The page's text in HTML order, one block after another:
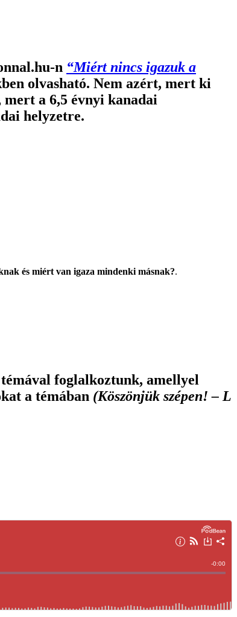
n “Miért nincs igazuk a
olvasható. Nem azért, mert ki
a 6,5 évnyi kanadai
helyzetre.
és miért van igaza mindenki másnak?.
foglalkoztunk, amellyel
a témában (Köszönjük szépen! – L